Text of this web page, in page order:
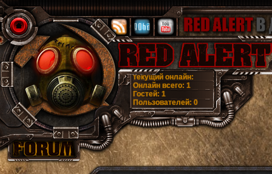
Онлайн всего: 1
Гостей: 1
Пользователей: 0
текущий онлайн: